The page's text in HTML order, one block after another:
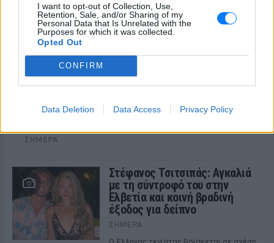
I want to opt-out of Collection, Use,
Retention, Sale, and/or Sharing of my
Personal Data that Is Unrelated with the
Purposes for which it was collected.
Opted Out
CONFIRM
Data Deletion Data Access Privacy Policy
H Ιωάννα Σιαμπάνη ανέβασε φωτογραφίες με
τους γιους της – Η στιγμή του θηλασμού και οι
Η πρώην παίκτρια του «My Style Rocks» και ο Τζίμης
ΣΉΜΕΡΑ
Στέφανος Τσιτσιπάς: Αγκαλιά
με τη σύντροφό του στην
Ελβετία και κοινή βραδινή
έξοδος για δείπνο
ΣΉΜΕΡΑ